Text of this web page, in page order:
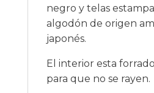
negro y telas
algodón de origen
japonés.
El interior esta
para que no se rayen.